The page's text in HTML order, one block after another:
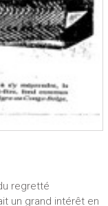
regretté
un grand intérêt en